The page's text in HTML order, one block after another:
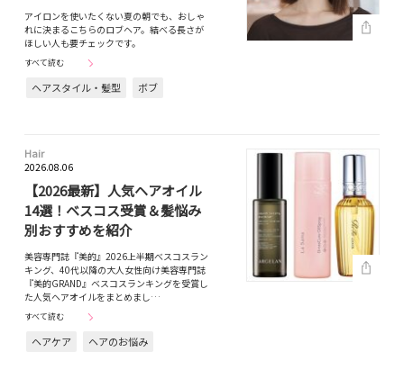
アイロンを使いたくない夏の朝でも、おしゃ
れに決まるこちらのロブヘア。結べる長さが
ほしい人も要チェックです。
すべて読む
ヘアスタイル・髪型 ボブ
Hair
2026.08.06
【2026最新】人気ヘアオイル
14選！ベスコス受賞＆髪悩み
別おすすめを紹介
美容専門誌『美的』2026上半期べスコスラン
キング、40代以降の大人女性向け美容専門誌
『美的GRAND』ベスコスランキングを受賞し
た人気ヘアオイルをまとめまし…
すべて読む
ヘアケア ヘアのお悩み